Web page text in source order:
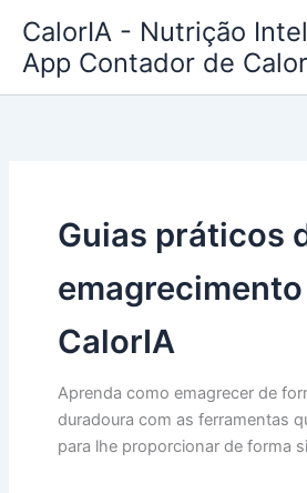
para
conteúdo
CalorIA - Nutrição
App Contador de
Guias práticos
CalorIA
Aprenda como emagrecer de
duradoura com as ferramentas
para lhe proporcionar de forma